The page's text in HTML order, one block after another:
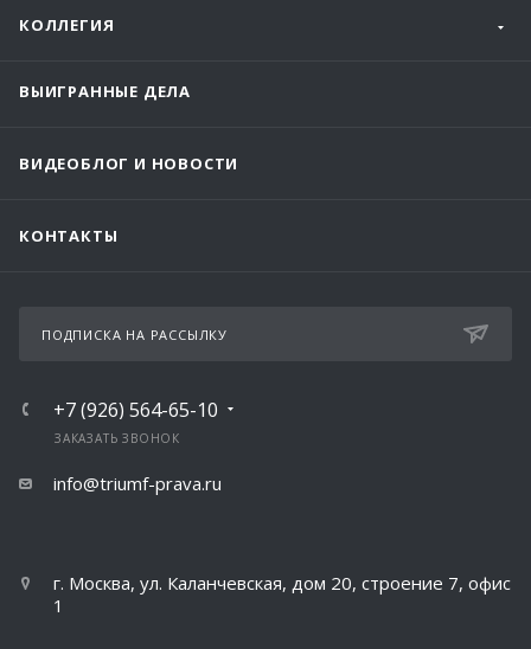
КОЛЛЕГИЯ
ВЫИГРАННЫЕ ДЕЛА
ВИДЕОБЛОГ И НОВОСТИ
КОНТАКТЫ
ПОДПИСКА НА РАССЫЛКУ
+7 (926) 564-65-10
ЗАКАЗАТЬ ЗВОНОК
info@triumf-prava.ru
г. Москва, ул. Каланчевская, дом 20, строение 7, офис
1